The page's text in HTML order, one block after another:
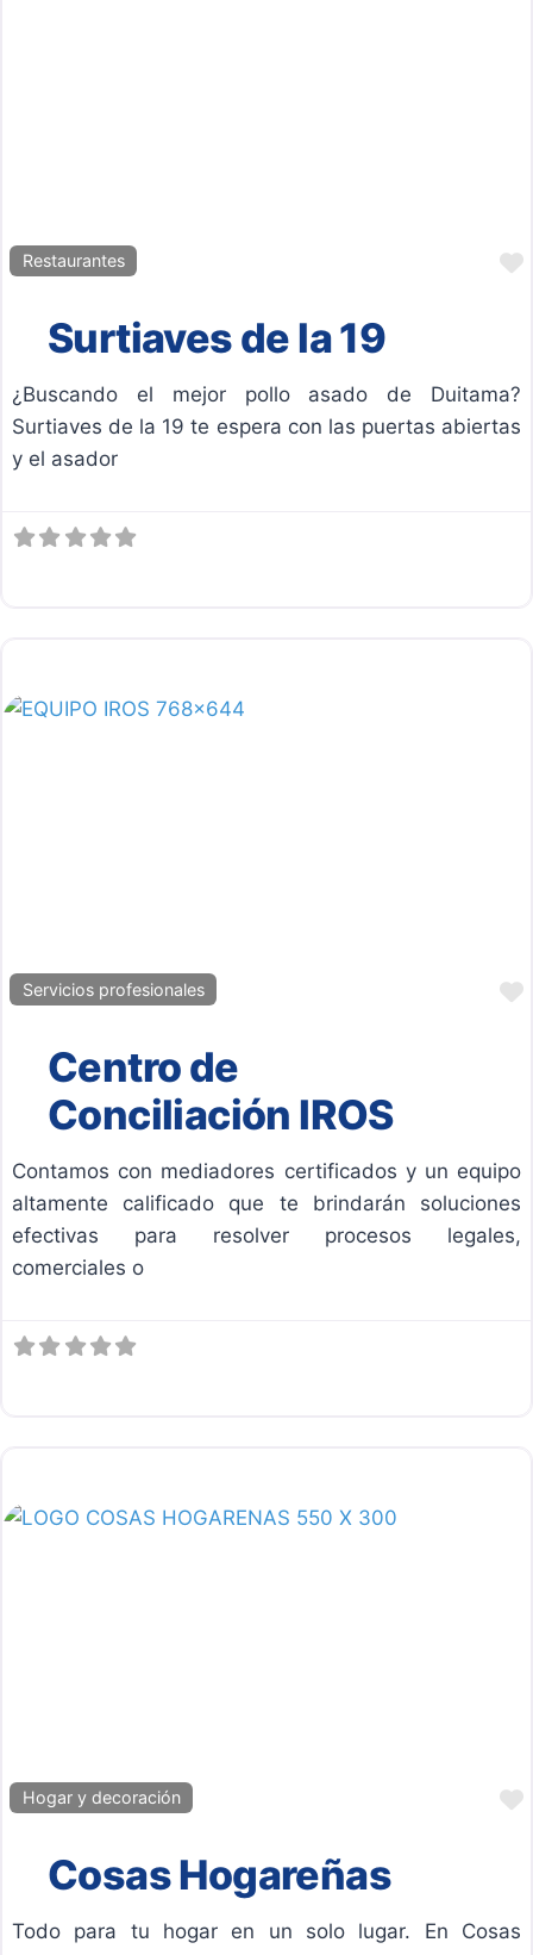
Restaurantes
Surtiaves de la 19
¿Buscando el mejor pollo asado de Duitama?
Surtiaves de la 19 te espera con las puertas abiertas
y el asador
Servicios profesionales
Centro de
Conciliación IROS
Contamos con mediadores certificados y un equipo
altamente calificado que te brindarán soluciones
efectivas para resolver procesos legales,
comerciales o
Hogar y decoración
Cosas Hogareñas
Todo para tu hogar en un solo lugar. En Cosas